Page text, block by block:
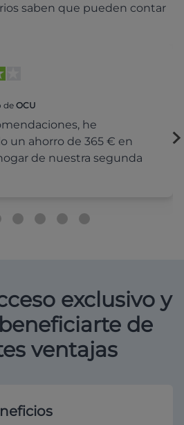
saben que pueden contar
de OCU
he
un ahorro de 365 € en
de nuestra segunda
exclusivo y
de
ventajas